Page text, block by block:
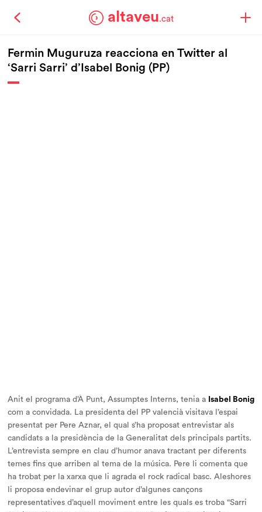
altaveu.cat
Fermin Muguruza reacciona en Twitter al
‘Sarri Sarri’ d’Isabel Bonig (PP)
Anit el programa d’À Punt, Assumptes Interns, tenia a Isabel Bonig
com a convidada. La presidenta del PP valencià visitava l’espai
presentat per Pere Aznar, el qual s’ha proposat entrevistar als
candidats a la presidència de la Generalitat dels principals partits.
L’entrevista sempre en clau d’humor anava tractant per diferents
temes fins que arriben al tema de la música. Pere li comenta que
ha trobat per la xarxa que li agrada el rock radical basc. Aleshores
li proposa endevinar el grup autor d’algunes cançons
representatives d’aquell moviment entre les quals es troba “Sarri